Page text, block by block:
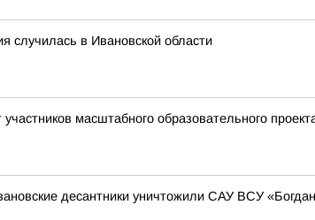
случилась в Ивановской области
масштабного образовательного
десантники уничтожили САУ ВСУ